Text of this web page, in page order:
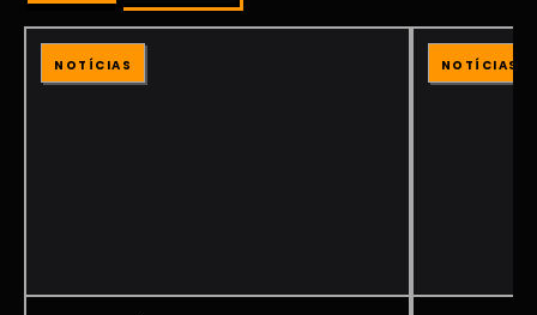
NOTÍCIAS NOTÍCIAS